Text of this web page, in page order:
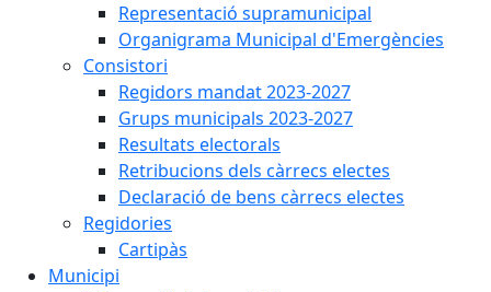
Representació supramunicipal
Organigrama Municipal d'Emergències
Consistori
Regidors mandat 2023-2027
Grups municipals 2023-2027
Resultats electorals
Retribucions dels càrrecs electes
Declaració de bens càrrecs electes
Regidories
Cartipàs
Municipi